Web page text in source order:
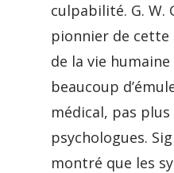
culpabilité. G. W.
pionnier de
de la vie
beaucoup
médical, pas plus
psychologues.
montré que les